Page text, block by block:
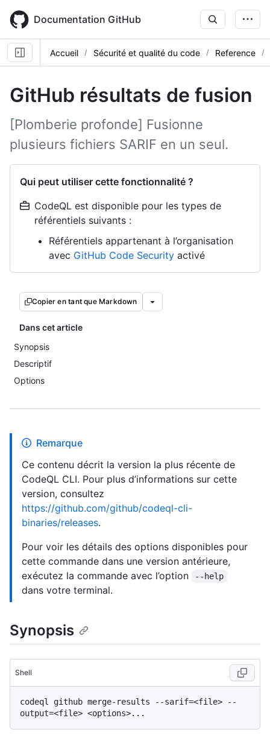
main
content
Documentation GitHub
Accueil Sécurité et qualité du code Reference
GitHub résultats de fusion
[Plomberie profonde] Fusionne
plusieurs fichiers SARIF en un seul.
Qui peut utiliser cette fonctionnalité ?
CodeQL est disponible pour les types de
référentiels suivants :
Référentiels appartenant à l’organisation
avec GitHub Code Security activé
Copier en tant que Markdown
Dans cet article
Synopsis
Descriptif
Options
Remarque
Ce contenu décrit la version la plus récente de
CodeQL CLI. Pour plus d’informations sur cette
version, consultez
https://github.com/github/codeql-cli-
binaries/releases.
Pour voir les détails des options disponibles pour
cette commande dans une version antérieure,
exécutez la commande avec l’option
--help
dans votre terminal.
Synopsis
Shell
codeql github merge-results --sarif=<file> --